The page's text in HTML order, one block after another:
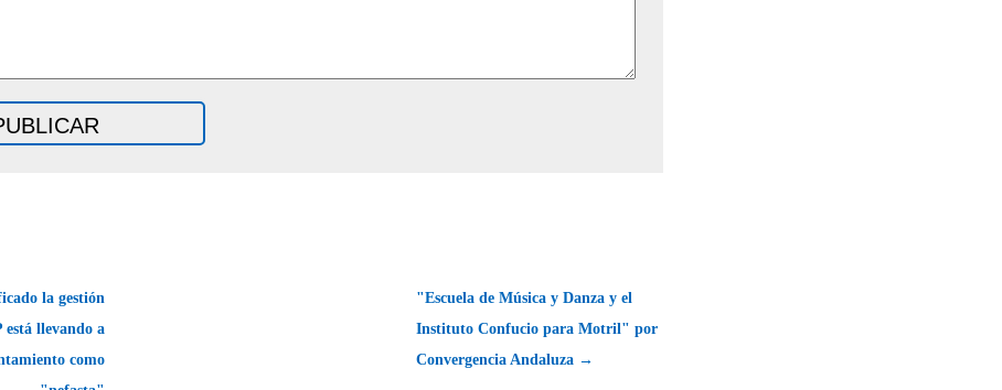
la gestión
está llevando a
como
"Escuela de Música y Danza y el
Instituto Confucio para Motril" por
Convergencia Andaluza →